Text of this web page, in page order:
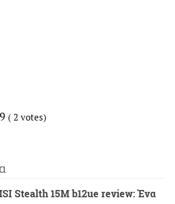
( 2 votes)
Stealth 15M b12ue review: Ένα